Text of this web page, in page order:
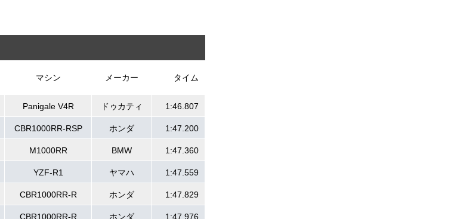
マシン メーカー タイム
Panigale V4R ドゥカティ 1:46.807
CBR1000RR-RSP ホンダ 1:47.200
M1000RR BMW 1:47.360
YZF-R1 ヤマハ 1:47.559
CBR1000RR-R ホンダ 1:47.829
CBR1000RR-R ホンダ 1:47.976